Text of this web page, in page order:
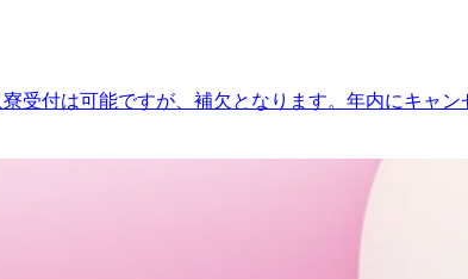
付は可能ですが、補欠となります。年内にキャン